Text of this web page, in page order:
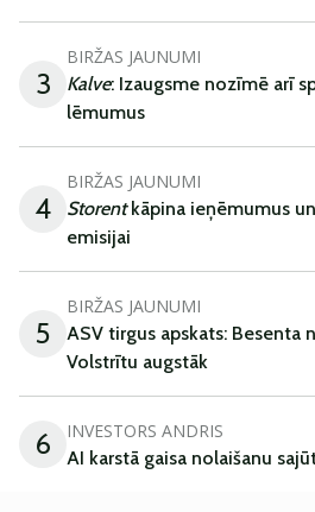
3
BIRŽAS JAUNUMI
Kalve: Izaugsme nozīmē arī
lēmumus
4
BIRŽAS JAUNUMI
Storentkāpina ieņēmumus
emisijai
5
BIRŽAS JAUNUMI
ASV tirgus apskats: Besenta
Volstrītu augstāk
6 INVESTORS ANDRIS
AI karstā gaisa nolaišanu